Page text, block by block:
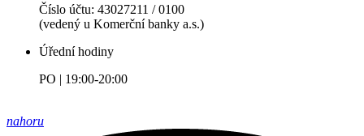
Číslo účtu: 43027211 / 0100
(vedený u Komerční banky a.s.)
Úřední hodiny
PO | 19:00-20:00
nahoru